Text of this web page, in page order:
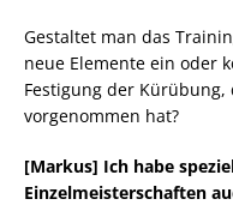
Gestaltet man das
neue Elemente ein oder
Festigung der
vorgenommen hat?
[Markus] Ich habe
Einzelmeisterschaften